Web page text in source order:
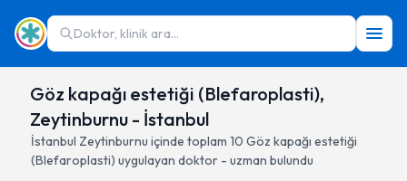
Doktor, klinik ara...
Göz kapağı estetiği (Blefaroplasti),
Zeytinburnu - İstanbul
İstanbul Zeytinburnu içinde toplam 10 Göz kapağı estetiği
(Blefaroplasti) uygulayan doktor - uzman bulundu